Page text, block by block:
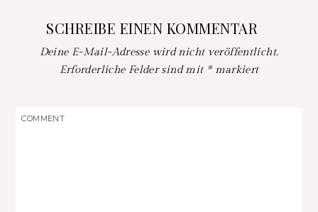
SCHREIBE EINEN KOMMENTAR
Deine E-Mail-Adresse wird nicht veröffentlicht.
Erforderliche Felder sind mit *markiert